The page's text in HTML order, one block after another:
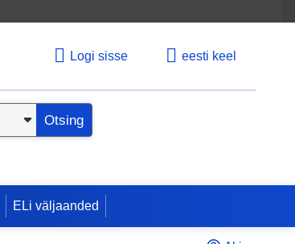
Logi sisse eesti keel
Otsing
ELi väljaanded